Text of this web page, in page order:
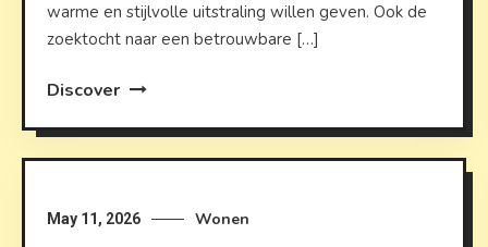
warme en stijlvolle uitstraling willen geven. Ook de
zoektocht naar een betrouwbare […]
Discover
May 11, 2026 Wonen